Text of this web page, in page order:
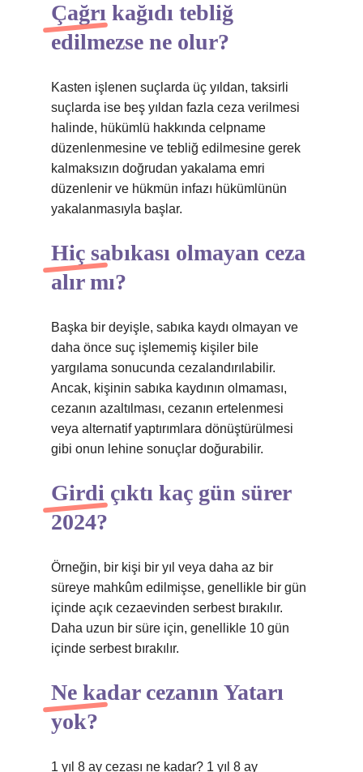
Çağrı kağıdı tebliğ
edilmezse ne olur?
Kasten işlenen suçlarda üç yıldan, taksirli
suçlarda ise beş yıldan fazla ceza verilmesi
halinde, hükümlü hakkında celpname
düzenlenmesine ve tebliğ edilmesine gerek
kalmaksızın doğrudan yakalama emri
düzenlenir ve hükmün infazı hükümlünün
yakalanmasıyla başlar.
Hiç sabıkası olmayan ceza
alır mı?
Başka bir deyişle, sabıka kaydı olmayan ve
daha önce suç işlememiş kişiler bile
yargılama sonucunda cezalandırılabilir.
Ancak, kişinin sabıka kaydının olmaması,
cezanın azaltılması, cezanın ertelenmesi
veya alternatif yaptırımlara dönüştürülmesi
gibi onun lehine sonuçlar doğurabilir.
Girdi çıktı kaç gün sürer
2024?
Örneğin, bir kişi bir yıl veya daha az bir
süreye mahkûm edilmişse, genellikle bir gün
içinde açık cezaevinden serbest bırakılır.
Daha uzun bir süre için, genellikle 10 gün
içinde serbest bırakılır.
Ne kadar cezanın Yatarı
yok?
1 yıl 8 ay cezası ne kadar? 1 yıl 8 ay